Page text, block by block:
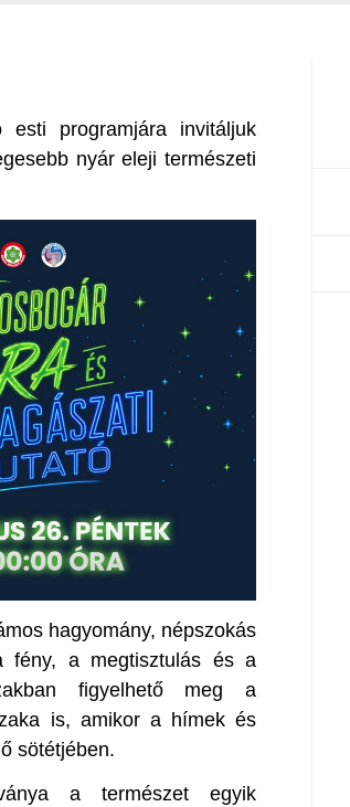
programjára invitáljuk
nyár eleji természeti
hagyomány, népszokás
fény, a megtisztulás és a
figyelhető meg a
is, amikor a hímek és
sötétjében.
a természet egyik